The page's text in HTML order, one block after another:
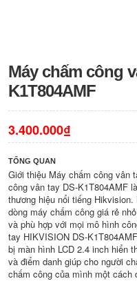
Máy chấm công
K1T804AMF
3.400.000₫
TỔNG QUAN
Giới thiệu Máy chấm công vân
công vân tay DS-K1T804AMF
thương hiệu nổi tiếng
dòng máy chấm công giá rẻ
và phù hợp với mọi mô hình
tay HIKVISION DS-
bị màn hình LCD 2.4 inch hiển
và điểm danh giúp cho người
chấm công của mình một